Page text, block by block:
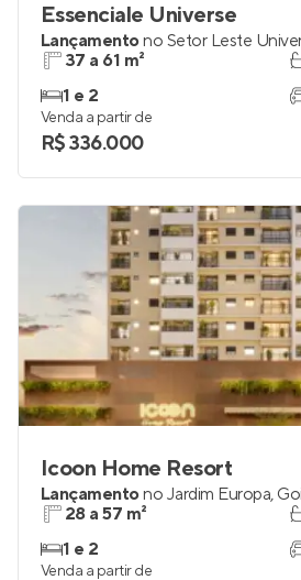
Essenciale Universe
Lançamentono Setor Leste
37 a 61 m²
1 e 2
Venda a partir de
R$ 336.000
Icoon Home Resort
Lançamentono Jardim Europa,
28 a 57 m²
1 e 2
Venda a partir de